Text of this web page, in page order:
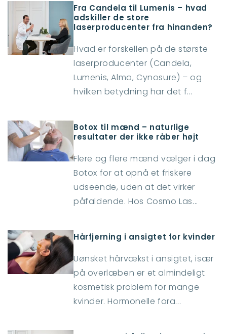
Fra Candela til Lumenis – hvad
adskiller de store
laserproducenter fra hinanden?
Hvad er forskellen på de største
laserproducenter (Candela,
Lumenis, Alma, Cynosure) – og
hvilken betydning har det f...
Botox til mænd – naturlige
resultater der ikke råber højt
Flere og flere mænd vælger i dag
Botox for at opnå et friskere
udseende, uden at det virker
påfaldende. Hos Cosmo Las...
Hårfjerning i ansigtet for kvinder
Uønsket hårvækst i ansigtet, især
på overlæben er et almindeligt
kosmetisk problem for mange
kvinder. Hormonelle fora...